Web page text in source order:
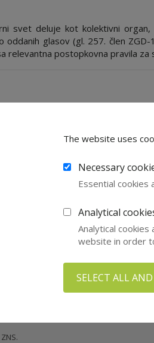
svet deluje kot kolektivni
glasov (gl. 257. člen
relevantna postopkovna pravila za
(1/2)
iz naše bogate knjižnice
ZNS.
The website uses
Necessary
Essential
Analytical
Analytical
website in order
SELECT ALL AND